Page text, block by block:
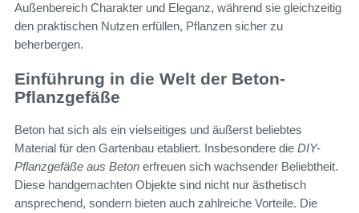
Außenbereich Charakter und Eleganz, während sie gleichzeitig
den praktischen Nutzen erfüllen, Pflanzen sicher zu
beherbergen.
Einführung in die Welt der Beton-
Pflanzgefäße
Beton hat sich als ein vielseitiges und äußerst beliebtes
Material für den Gartenbau etabliert. Insbesondere die DIY-
Pflanzgefäße aus Beton erfreuen sich wachsender Beliebtheit.
Diese handgemachten Objekte sind nicht nur ästhetisch
ansprechend, sondern bieten auch zahlreiche Vorteile. Die